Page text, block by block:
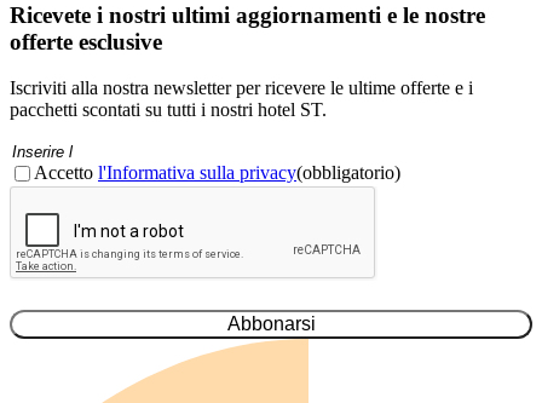
Ricevete i nostri ultimi aggiornamenti e le nostre
offerte esclusive
Iscriviti alla nostra newsletter per ricevere le ultime offerte e i
pacchetti scontati su tutti i nostri hotel ST.
Email(Obbligatorio)
Consenso(Obbligatorio)
Accetto l'Informativa sulla privacy(obbligatorio)